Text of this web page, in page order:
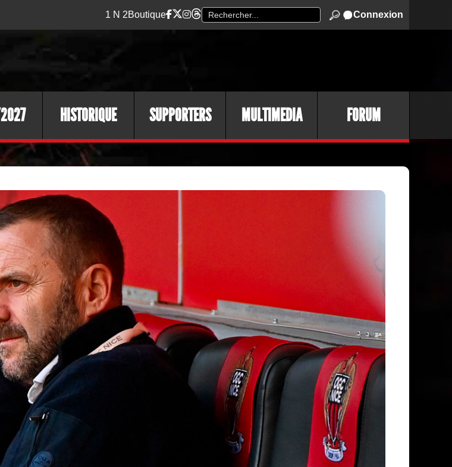
1 N 2Boutique Connexion
HISTORIQUE SUPPORTERS MULTIMEDIA FORUM